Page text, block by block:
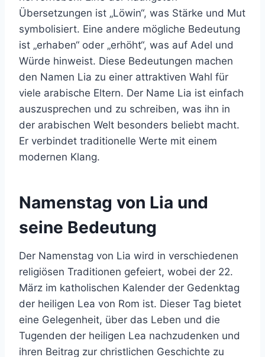
Übersetzungen ist „Löwin“, was Stärke und Mut
symbolisiert. Eine andere mögliche Bedeutung
ist „erhaben“ oder „erhöht“, was auf Adel und
Würde hinweist. Diese Bedeutungen machen
den Namen Lia zu einer attraktiven Wahl für
viele arabische Eltern. Der Name Lia ist einfach
auszusprechen und zu schreiben, was ihn in
der arabischen Welt besonders beliebt macht.
Er verbindet traditionelle Werte mit einem
modernen Klang.
Namenstag von Lia und
seine Bedeutung
Der Namenstag von Lia wird in verschiedenen
religiösen Traditionen gefeiert, wobei der 22.
März im katholischen Kalender der Gedenktag
der heiligen Lea von Rom ist. Dieser Tag bietet
eine Gelegenheit, über das Leben und die
Tugenden der heiligen Lea nachzudenken und
ihren Beitrag zur christlichen Geschichte zu